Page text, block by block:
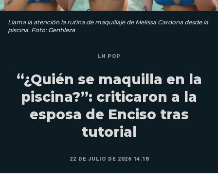
Llama la atención la rutina de maquillaje de Melissa Cardona desde la
piscina. Foto: Gentileza
LN POP
“¿Quién se maquilla en la
piscina?”: criticaron a la
esposa de Enciso tras
tutorial
22 DE JULIO DE 2026 14:18